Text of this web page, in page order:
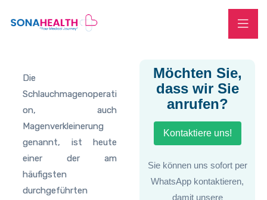
Die
Schlauchmagenoperati
on, auch
Magenverkleinerung
genannt, ist heute
einer der am
häufigsten
durchgeführten
Möchten Sie,
dass wir Sie
anrufen?
Kontaktiere uns!
Sie können uns sofort per
WhatsApp kontaktieren,
damit unsere